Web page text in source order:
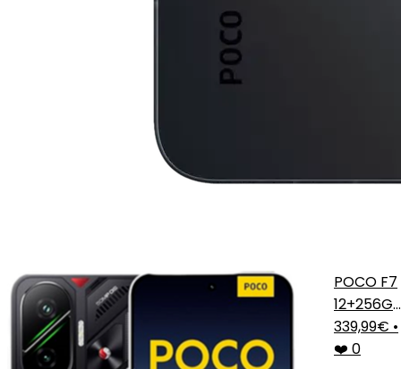
POCO F7
12+256GB
Plata
339,99€ •
❤️ 0